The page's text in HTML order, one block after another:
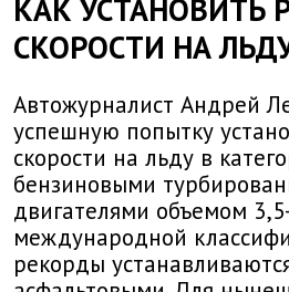
КАК УСТАНОВИТЬ
СКОРОСТИ НА
Автожурналист Андрей
успешную попытку
скорости на льду в
бензиновыми
двигателями объемом
международной
рекорды